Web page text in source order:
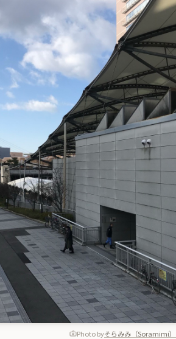
Photo byそらみみ（Soramimi）